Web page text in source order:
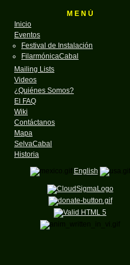
M E N Ú
Inicio
Eventos
Festival de Instalación
FilarmónicaCabal
Mailing Lists
Videos
¿Quiénes Somos?
El FAQ
Wiki
Contáctanos
Mapa
SelvaCabal
Historia
English